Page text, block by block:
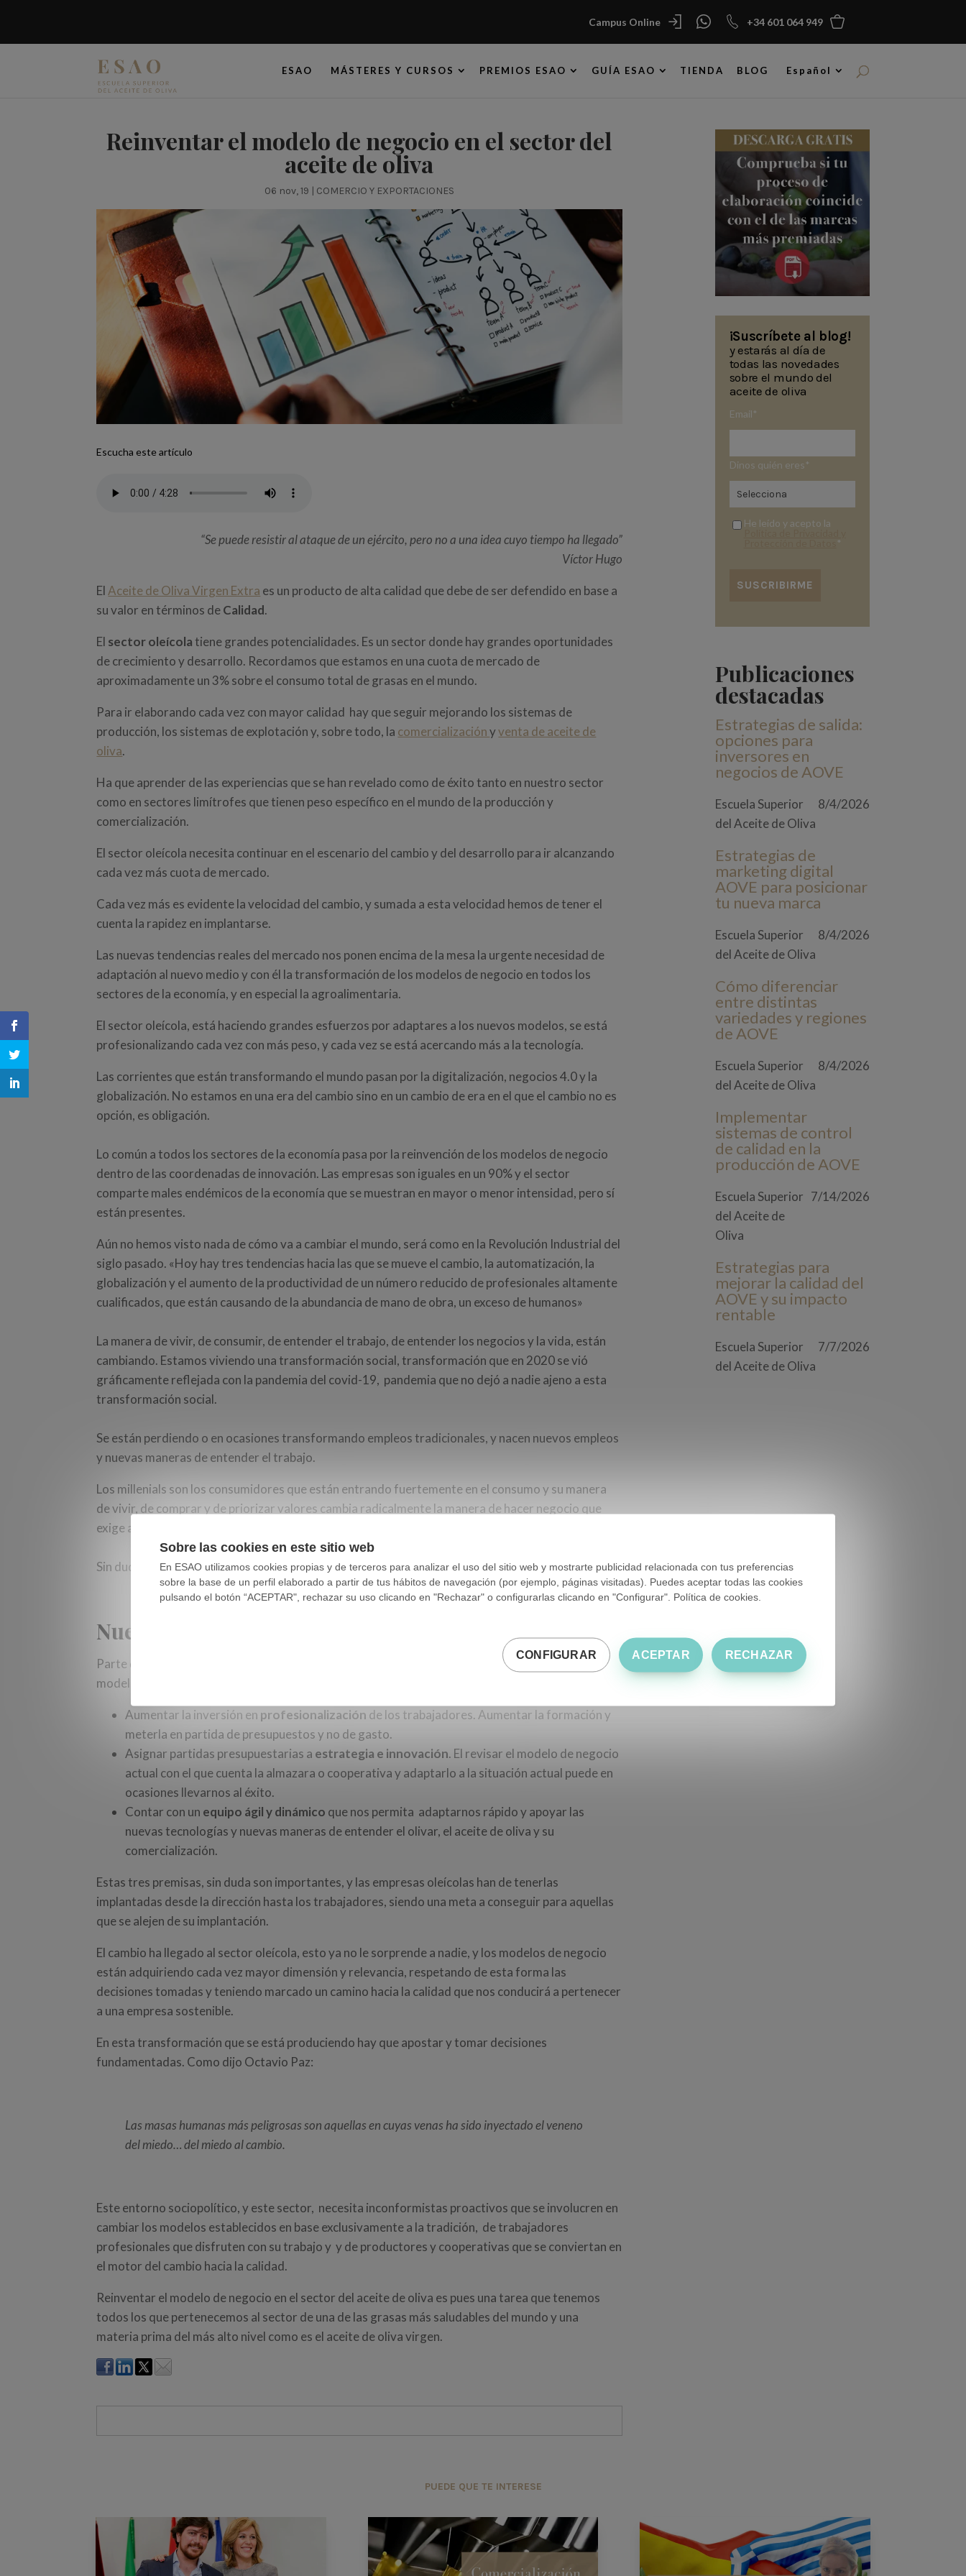
Campus Online +34 601 064 949
ESAO MÁSTERES Y CURSOS PREMIOS ESAO GUÍA ESAO TIENDA BLOG Español
Reinventar el modelo de negocio en el sector del
aceite de oliva
06 nov, 19 | COMERCIO Y EXPORTACIONES
Escucha este artículo
“Se puede resistir al ataque de un ejército, pero no a una idea cuyo tiempo ha llegado”
Víctor Hugo
El Aceite de Oliva Virgen Extra es un producto de alta calidad que debe de ser defendido en base a
su valor en términos deCalidad.
El sector oleícola tiene grandes potencialidades. Es un sector donde hay grandes oportunidades
de crecimiento y desarrollo. Recordamos que estamos en una cuota de mercado de
aproximadamente un 3% sobre el consumo total de grasas en el mundo.
Para ir elaborando cada vez con mayor calidad hay que seguir mejorando los sistemas de
producción, los sistemas de explotación y, sobre todo, la comercializaciónyventa de aceite de
oliva.
Ha que aprender de las experiencias que se han revelado como de éxito tanto en nuestro sector
como en sectores limítrofes que tienen peso específico en el mundo de la producción y
comercialización.
El sector oleícola necesita continuar en el escenario del cambio y del desarrollo para ir alcanzando
cada vez más cuota de mercado.
Cada vez más es evidente la velocidad del cambio, y sumada a esta velocidad hemos de tener el
cuenta la rapidez en implantarse.
Las nuevas tendencias reales del mercado nos ponen encima de la mesa la urgente necesidad de
adaptación al nuevo medio y con él la transformación de los modelos de negocio en todos los
sectores de la economía, y en especial la agroalimentaria.
El sector oleícola, está haciendo grandes esfuerzos por adaptares a los nuevos modelos, se está
profesionalizando cada vez con más peso, y cada vez se está acercando más a la tecnología.
Las corrientes que están transformando el mundo pasan por la digitalización, negocios 4.0 y la
globalización. No estamos en una era del cambio sino en un cambio de era en el que el cambio no es
opción, es obligación.
Lo común a todos los sectores de la economía pasa por la reinvención de los modelos de negocio
dentro de las coordenadas de innovación. Las empresas son iguales en un 90% y el sector
comparte males endémicos de la economía que se muestran en mayor o menor intensidad, pero sí
están presentes.
Aún no hemos visto nada de cómo va a cambiar el mundo, será como en la Revolución Industrial del
siglo pasado. «Hoy hay tres tendencias hacia las que se mueve el cambio, la automatización, la
globalización y el aumento de la productividad de un número reducido de profesionales altamente
cualificados, que están causando de la abundancia de mano de obra, un exceso de humanos»
La manera de vivir, de consumir, de entender el trabajo, de entender los negocios y la vida, están
cambiando. Estamos viviendo una transformación social, transformación que en 2020 se vió
gráficamente reflejada con la pandemia del covid-19, pandemia que no dejó a nadie ajeno a esta
transformación social.
Se están perdiendo o en ocasiones transformando empleos tradicionales, y nacen nuevos empleos
y nuevas maneras de entender el trabajo.
Los millenials son los consumidores que están entrando fuertemente en el consumo y su manera
de vivir, de comprar y de priorizar valores cambia radicalmente la manera de hacer negocio que
exige adaptación en valores, en producto y servicio a los que dar respuesta.
Sin duda son nuevas realidades que se transforman en nuevas oportunidades de negocio.
Nuevos modelos de empresas oleícolas
Parte de las características que han de tener las empresas oleícolas para adaptarse a los nuevos
modelos serían:
Aumentar la inversión en profesionalización de los trabajadores. Aumentar la formación y
meterla en partida de presupuestos y no de gasto.
Asignar partidas presupuestarias a estrategia e innovación. El revisar el modelo de negocio
actual con el que cuenta la almazara o cooperativa y adaptarlo a la situación actual puede en
ocasiones llevarnos al éxito.
Contar con un equipo ágil y dinámico que nos permita adaptarnos rápido y apoyar las
nuevas tecnologías y nuevas maneras de entender el olivar, el aceite de oliva y su
comercialización.
Estas tres premisas, sin duda son importantes, y las empresas oleícolas han de tenerlas
implantadas desde la dirección hasta los trabajadores, siendo una meta a conseguir para aquellas
que se alejen de su implantación.
El cambio ha llegado al sector oleícola, esto ya no le sorprende a nadie, y los modelos de negocio
están adquiriendo cada vez mayor dimensión y relevancia, respetando de esta forma las
decisiones tomadas y teniendo marcado un camino hacia la calidad que nos conducirá a pertenecer
a una empresa sostenible.
En esta transformación que se está produciendo hay que apostar y tomar decisiones
fundamentadas. Como dijo Octavio Paz:
Las masas humanas más peligrosas son aquellas en cuyas venas ha sido inyectado el veneno
del miedo… del miedo al cambio.
Este entorno sociopolítico, y este sector, necesita inconformistas proactivos que se involucren en
cambiar los modelos establecidos en base exclusivamente a la tradición, de trabajadores
profesionales que disfruten con su trabajo y y de productores y cooperativas que se conviertan en
el motor del cambio hacia la calidad.
Reinventar el modelo de negocio en el sector del aceite de oliva es pues una tarea que tenemos
todos los que pertenecemos al sector de una de las grasas más saludables del mundo y una
materia prima del más alto nivel como es el aceite de oliva virgen.
¡Suscríbete al blog!
y estarás al día de
todas las novedades
sobre el mundo del
aceite de oliva
Email *
Dinos quién eres *
He leído y acepto la
*
Publicaciones
destacadas
Estrategias de salida:
opciones para
inversores en
negocios de AOVE
Escuela Superior
del Aceite de Oliva
8/4/2026
Estrategias de
marketing digital
AOVE para posicionar
tu nueva marca
Escuela Superior
del Aceite de Oliva
8/4/2026
Cómo diferenciar
entre distintas
variedades y regiones
de AOVE
Escuela Superior
del Aceite de Oliva
8/4/2026
Implementar
sistemas de control
de calidad en la
producción de AOVE
Escuela Superior
del Aceite de
Oliva
7/14/2026
Estrategias para
mejorar la calidad del
AOVE y su impacto
rentable
Escuela Superior
del Aceite de Oliva
7/7/2026
PUEDE QUE TE INTERESE
Sobre las cookies en este sitio web
En ESAO utilizamos cookies propias y de terceros para analizar el uso del sitio web y mostrarte publicidad relacionada con tus preferencias
sobre la base de un perfil elaborado a partir de tus hábitos de navegación (por ejemplo, páginas visitadas). Puedes aceptar todas las cookies
pulsando el botón “ACEPTAR", rechazar su uso clicando en "Rechazar" o configurarlas clicando en "Configurar". Política de cookies.
ACEPTAR
CONFIGURAR RECHAZAR